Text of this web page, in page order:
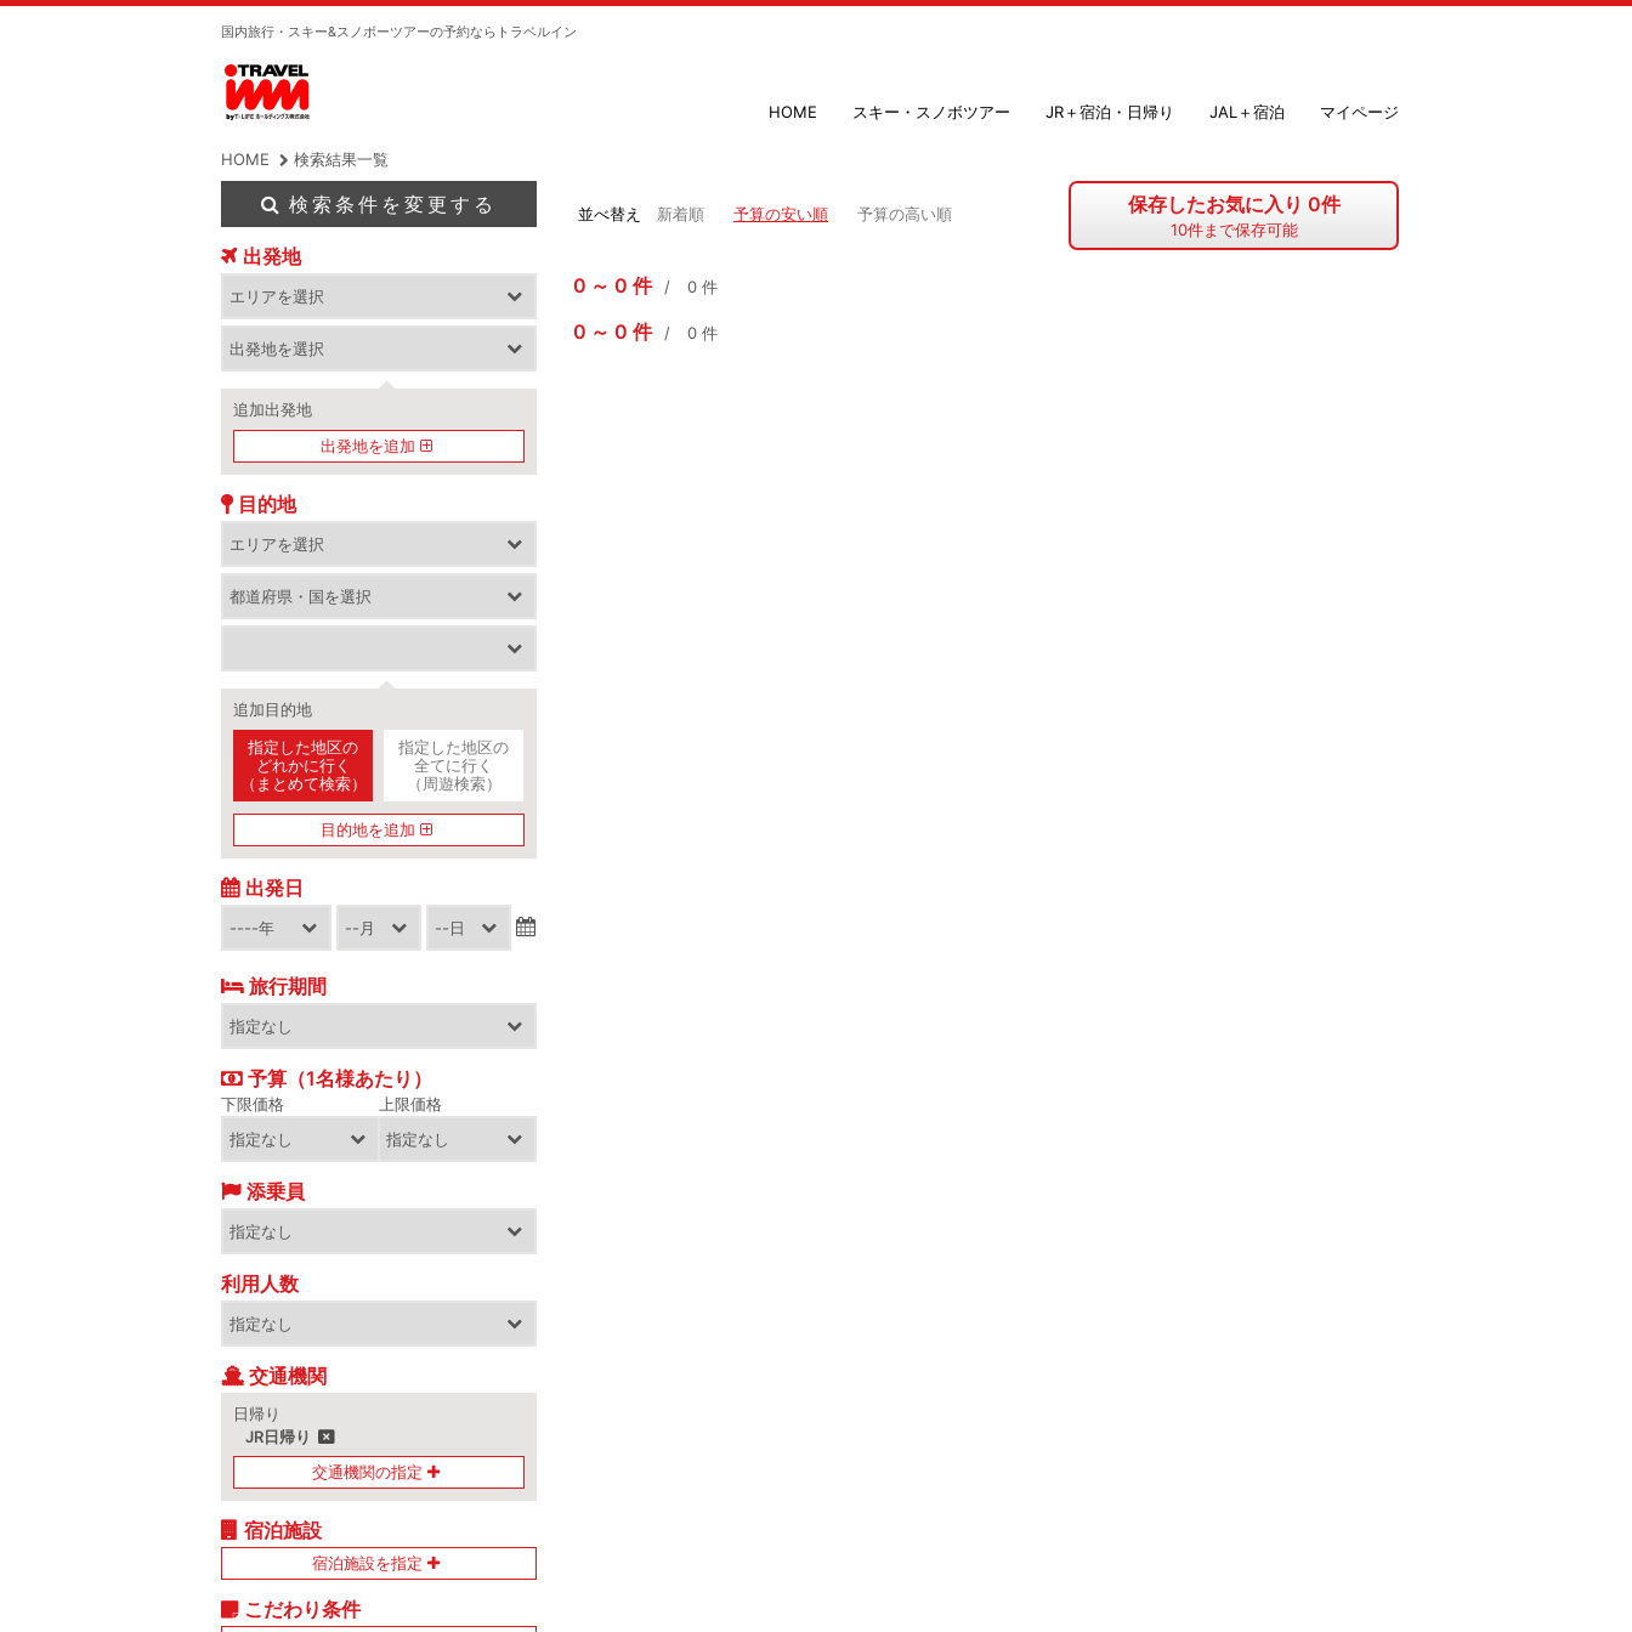
国内旅行・スキー&スノボーツアーの予約ならトラベルイン
HOME スキー・スノボツアー JR＋宿泊・日帰り JAL＋宿泊 マイページ
HOME 検索結果一覧
保存したお気に入り 0件
10件まで保存可能
並べ替え 新着順 予算の安い順 予算の高い順
0 0 件 0 件
0 0 件 0 件
検索条件を変更する
出発地
追加出発地
出発地を追加
目的地
追加目的地
指定した地区の
どれかに行く
（まとめて検索）
指定した地区の
全てに行く
（周遊検索）
目的地を追加
出発日
旅行期間
予算（1名様あたり）
下限価格 上限価格
添乗員
利用人数
交通機関
日帰り
JR日帰り
交通機関の指定
宿泊施設
宿泊施設を指定
こだわり条件